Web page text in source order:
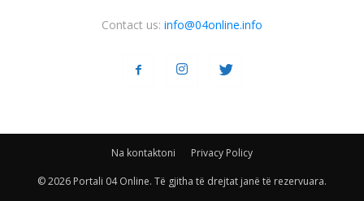
Contact us: info@04online.info
Na kontaktoni Privacy Policy
© 2026 Portali 04 Online. Të gjitha të drejtat janë të rezervuara.